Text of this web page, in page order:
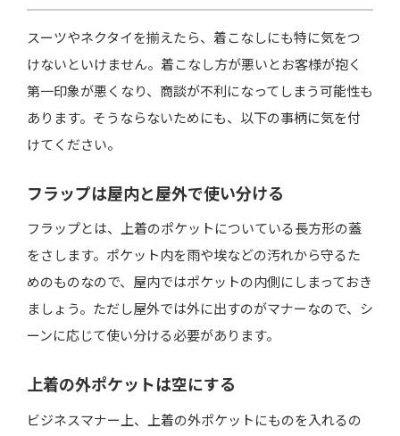
スーツやネクタイを揃えたら、着こなしにも特に気をつ
けないといけません。着こなし方が悪いとお客様が抱く
第一印象が悪くなり、商談が不利になってしまう可能性も
あります。そうならないためにも、以下の事柄に気を付
けてください。
フラップは屋内と屋外で使い分ける
フラップとは、上着のポケットについている長方形の蓋
をさします。ポケット内を雨や埃などの汚れから守るた
めのものなので、屋内ではポケットの内側にしまっておき
ましょう。ただし屋外では外に出すのがマナーなので、シ
ーンに応じて使い分ける必要があります。
上着の外ポケットは空にする
ビジネスマナー上、上着の外ポケットにものを入れるの